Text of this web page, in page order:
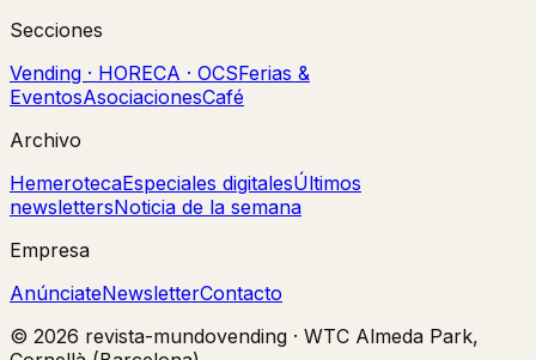
Secciones
Vending · HORECA · OCSFerias &
EventosAsociacionesCafé
Archivo
HemerotecaEspeciales digitalesÚltimos
newslettersNoticia de la semana
Empresa
AnúnciateNewsletterContacto
© 2026 revista-mundovending · WTC Almeda Park,